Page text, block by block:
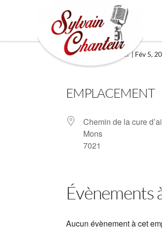
Mons
parSylvain Chanteur|Fév 5,
EMPLACEMENT
Chemin de la cure
Mons
7021
Évènements
Aucun évènement à cet